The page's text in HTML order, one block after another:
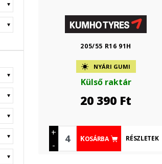
205/55 R16 91H
NYÁRI GUMI
Külső raktár
20 390 Ft
+
-
KOSÁRBA RÉSZLETEK